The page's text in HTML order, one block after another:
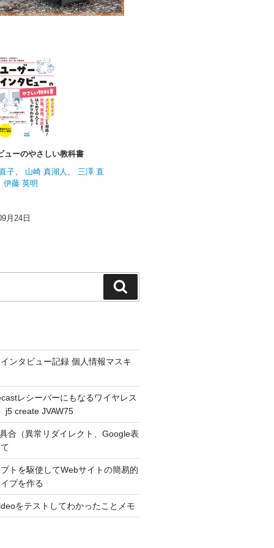
索
ンタビュー記録 個人情報マスキ
レシーバーにもなるワイヤレス
j5 create JVAW75
合（異常リダイレクト、Google表
トを駆使してWebサイトの簡易的
プを作る
をテストしてわかったことメモ